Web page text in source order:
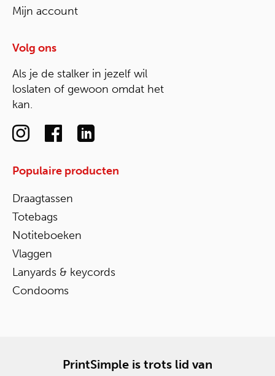
Mijn account
Volg ons
Als je de stalker in jezelf wil
loslaten of gewoon omdat het
kan.
Populaire producten
Draagtassen
Totebags
Notiteboeken
Vlaggen
Lanyards & keycords
Condooms
PrintSimple is trots lid van